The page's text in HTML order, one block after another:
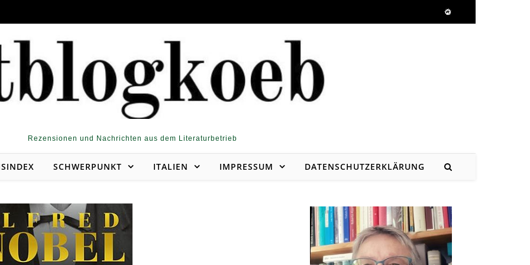
Rezensionen und Nachrichten aus dem Literaturbetrieb
SCHWERPUNKT ITALIEN IMPRESSUM DATENSCHUTZERKLÄRUNG